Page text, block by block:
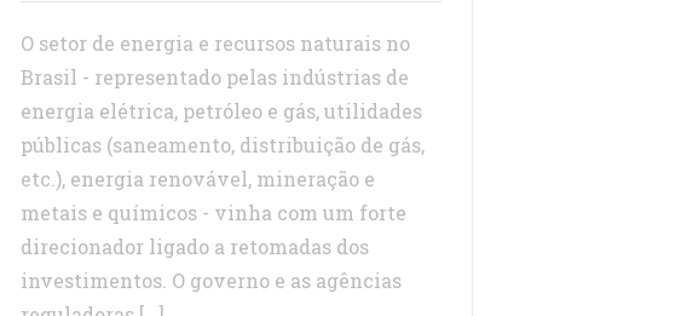
O setor de energia e recursos naturais no
Brasil - representado pelas indústrias de
energia elétrica, petróleo e gás, utilidades
públicas (saneamento, distribuição de gás,
etc.), energia renovável, mineração e
metais e químicos - vinha com um forte
direcionador ligado a retomadas dos
investimentos. O governo e as agências